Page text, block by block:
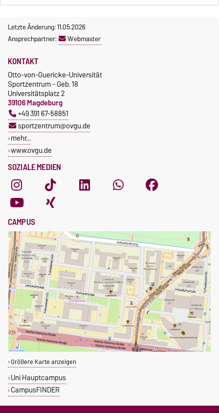
Letzte Änderung: 11.05.2026
Ansprechpartner:
Webmaster
SOZIALE MEDIEN
KONTAKT
Otto-von-Guericke-Universität
Sportzentrum - Geb. 18
Universitätsplatz 2
39106 Magdeburg
+49 391 67-58851
sportzentrum@ovgu.de
mehr…
www.ovgu.de
CAMPUS
Größere Karte anzeigen
Uni Hauptcampus
CampusFINDER